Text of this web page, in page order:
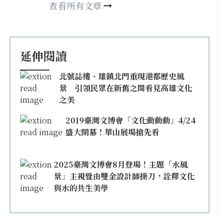
may860527@gmail.com
查看所有文章
延伸閱讀
北號誌樓、雄鎮北門重現港都歷史風
景 引領民眾在新舊之間看見高雄文化
之美
2019臺灣文博會「文化動動動」4/24
盛大開幕！華山展場搶先看
2025臺灣文博會8月登場！主題「水風
景」主視覺由雙金設計師操刀，詮釋文化
與水的共生美學